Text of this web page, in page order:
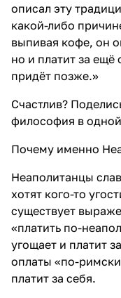
описал эту
какой-либо
выпивая кофе, он
но и платит за ещё
придёт позже.»
Счастлив?
философия в
Почему именно
Неаполитанцы
хотят кого-то
существует
«платить по-
угощает и платит
оплаты «по-
платит за себя.